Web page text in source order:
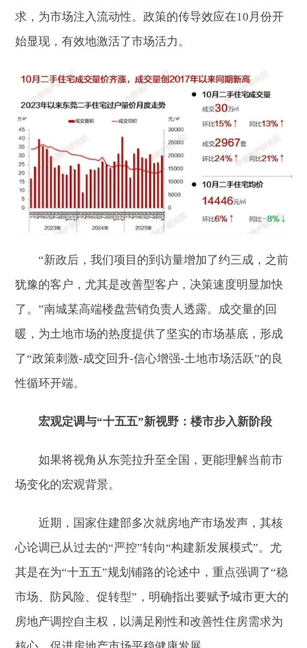
求，为市场注入流动性。政策的传导效应在10月份开
始显现，有效地激活了市场活力。
“新政后，我们项目的到访量增加了约三成，之前
犹豫的客户，尤其是改善型客户，决策速度明显加快
了。”南城某高端楼盘营销负责人透露。成交量的回
暖，为土地市场的热度提供了坚实的市场基底，形成
了“政策刺激-成交回升-信心增强-土地市场活跃”的良
性循环开端。
宏观定调与“十五五”新视野：楼市步入新阶段
如果将视角从东莞拉升至全国，更能理解当前市
场变化的宏观背景。
近期，国家住建部多次就房地产市场发声，其核
心论调已从过去的“严控”转向“构建新发展模式”。尤
其是在为“十五五”规划铺路的论述中，重点强调了“稳
市场、防风险、促转型”，明确指出要赋予城市更大的
房地产调控自主权，以满足刚性和改善性住房需求为